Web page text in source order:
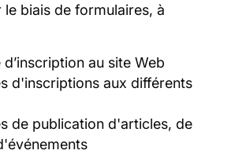
biais de formulaires, à
d’inscription au site Web
d'inscriptions aux différents
de publication d'articles, de